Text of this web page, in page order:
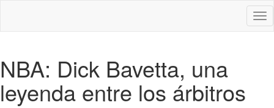
NBA: Dick Bavetta, una
leyenda entre los árbitros